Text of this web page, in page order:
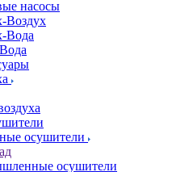
насосы
Воздух
Вода
осушители
осушители